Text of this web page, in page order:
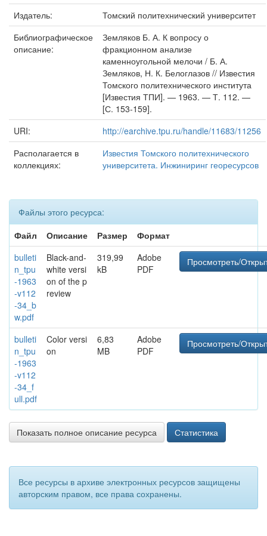
Издатель:
Томский политехнический университет
Библиографическое
описание:
Земляков Б. А. К вопросу о
фракционном анализе
каменноугольной мелочи / Б. А.
Земляков, Н. К. Белоглазов // Известия
Томского политехнического института
[Известия ТПИ]. — 1963. — Т. 112. —
[С. 153-159].
URI:
http://earchive.tpu.ru/handle/11683/11256
Располагается в
коллекциях:
Известия Томского политехнического
университета. Инжиниринг георесурсов
Файлы этого ресурса:
Файл
Описание Размер
Формат
bulleti
n_tpu
-1963
-v112
-34_b
w.pdf
Black-and-
white versi
on of the p
review
319,99
kB
Adobe
PDF
Просмотреть/
bulleti
n_tpu
-1963
-v112
-34_f
ull.pdf
Color versi
on
6,83
MB
Adobe
PDF
Просмотреть/
Показать полное описание ресурса Статистика
Все ресурсы в архиве электронных ресурсов защищены
авторским правом, все права сохранены.